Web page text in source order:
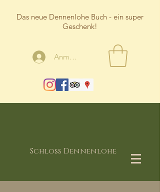
Das neue Dennenlohe Buch - ein super
Geschenk!
Anmelden
Schloss Dennenlohe